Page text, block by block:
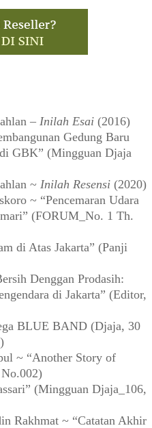
– Inilah Esai (2016)
Gedung Baru
GBK” (Mingguan Djaja
~ Inilah Resensi (2020)
~ “Pencemaran Udara
(FORUM_No. 1 Th.
di Atas Jakarta” (Panji
Denggan Prodasih:
di Jakarta” (Editor,
BLUE BAND (Djaja, 30
~ “Another Story of
(Mingguan Djaja_106,
Rakhmat ~ “Catatan Akhir